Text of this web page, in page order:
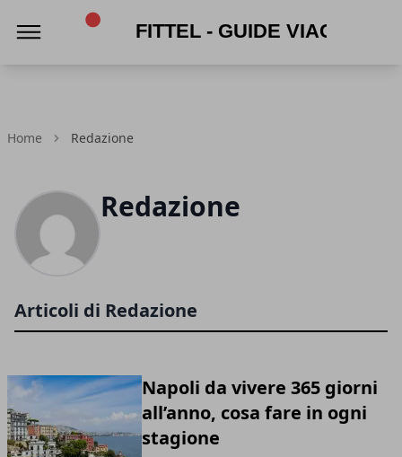
Home Redazione
Redazione
Articoli di Redazione
Napoli da vivere 365 giorni
all’anno, cosa fare in ogni
stagione